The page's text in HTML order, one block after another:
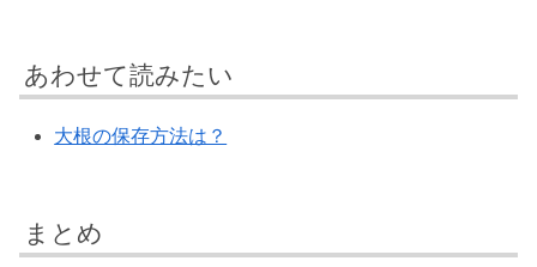
あわせて読みたい
大根の保存方法は？
まとめ